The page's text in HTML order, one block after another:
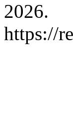
2026.
https://